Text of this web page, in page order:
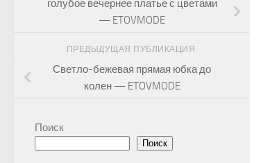
голубое вечернее платье с цветами
— ETOVMODE
ПРЕДЫДУЩАЯ ПУБЛИКАЦИЯ
Светло-бежевая прямая юбка до
колен — ETOVMODE
Поиск
Поиск